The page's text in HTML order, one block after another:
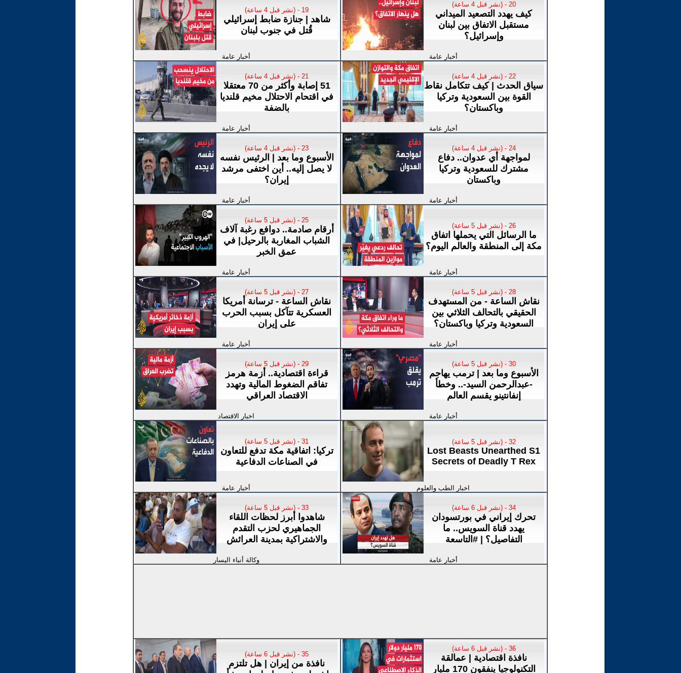
19 - (نشر قبل 4 ساعة)
شاهد | جنازة ضابط إسرائيلي
قُتل في جنوب لبنان
أخبار عامة
20 - (نشر قبل 4 ساعة)
كيف يهدد التصعيد الميداني
مستقبل الاتفاق بين لبنان
وإسرائيل؟
أخبار عامة
21 - (نشر قبل 4 ساعة)
51 إصابة وأكثر من 70 معتقلا
في اقتحام الاحتلال مخيم قلنديا
بالضفة
أخبار عامة
22 - (نشر قبل 4 ساعة)
سياق الحدث | كيف تتكامل نقاط
القوة بين السعودية وتركيا
وباكستان؟
أخبار عامة
23 - (نشر قبل 4 ساعة)
الأسبوع وما بعد | الرئيس نفسه
لا يصل إليه.. أين اختفى مرشد
إيران؟
أخبار عامة
24 - (نشر قبل 4 ساعة)
لمواجهة أي عدوان.. دفاع
مشترك للسعودية وتركيا
وباكستان
أخبار عامة
25 - (نشر قبل 5 ساعة)
أرقام صادمة.. دوافع رغبة آلاف
الشباب المغاربة بالرحيل| في
عمق الخبر
أخبار عامة
26 - (نشر قبل 5 ساعة)
ما الرسائل التي يحملها اتفاق
مكة إلى المنطقة والعالم اليوم؟
أخبار عامة
27 - (نشر قبل 5 ساعة)
نقاش الساعة - ترسانة أمريكا
العسكرية تتآكل بسبب الحرب
على إيران
أخبار عامة
28 - (نشر قبل 5 ساعة)
نقاش الساعة - من المستهدف
الحقيقي بالتحالف الثلاثي بين
السعودية وتركيا وباكستان؟
أخبار عامة
29 - (نشر قبل 5 ساعة)
قراءة اقتصادية.. أزمة هرمز
تفاقم الضغوط المالية وتهدد
الاقتصاد العراقي
اخبار الاقتصاد
30 - (نشر قبل 5 ساعة)
الأسبوع وما بعد | ترمب يهاجم
-عبدالرحمن السيد-.. وخطأ
إنفانتينو يقسم العالم
أخبار عامة
31 - (نشر قبل 5 ساعة)
تركيا: اتفاقية مكة تدفع للتعاون
في الصناعات الدفاعية
أخبار عامة
32 - (نشر قبل 5 ساعة)
Lost Beasts Unearthed S1
Secrets of Deadly T Rex
اخبار الطب والعلوم
33 - (نشر قبل 5 ساعة)
شاهدوا أبرز لحظات اللقاء
الجماهيري لحزب التقدم
والاشتراكية بمدينة العرائش
وكالة أنباء اليسار
34 - (نشر قبل 6 ساعة)
تحرك إيراني في بورتسودان
يهدد قناة السويس.. ما
التفاصيل؟ | #التاسعة
أخبار عامة
35 - (نشر قبل 6 ساعة)
نافذة من إيران | هل تلتزم
36 - (نشر قبل 6 ساعة)
نافذة اقتصادية | عمالقة
التكنولوجيا ينفقون 170 مليار